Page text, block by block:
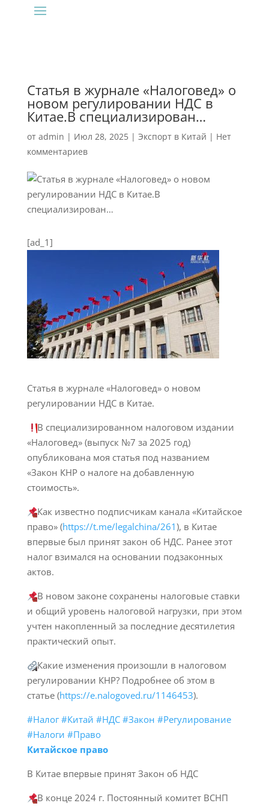
Статья в журнале «Налоговед» о
новом регулировании НДС в
Китае.В специализирован…
от admin | Июл 28, 2025| Экспорт в Китай | Нет
комментариев
[ad_1]
Статья в журнале «Налоговед» о новом
регулировании НДС в Китае.
В специализированном налоговом издании
«Налоговед» (выпуск №7 за 2025 год)
опубликована моя статья под названием
«Закон КНР о налоге на добавленную
стоимость».
Как известно подписчикам канала «Китайское
право» (https://t.me/legalchina/261), в Китае
впервые был принят закон об НДС. Ранее этот
налог взимался на основании подзаконных
актов.
В новом законе сохранены налоговые ставки
и общий уровень налоговой нагрузки, при этом
учтен накопленный за последние десятилетия
практический опыт.
Какие изменения произошли в налоговом
регулировании КНР? Подробнее об этом в
статье (https://e.nalogoved.ru/1146453).
#Налог #Китай #НДС #Закон #Регулирование
#Налоги #Право
Китайское право
В Китае впервые принят Закон об НДС
В конце 2024 г. Постоянный комитет ВСНП